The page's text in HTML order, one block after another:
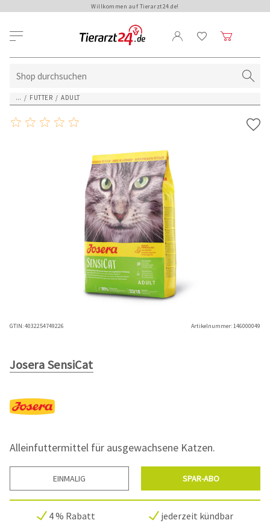
Willkommen auf Tierarzt24.de!
... / FUTTER / ADULT
GTIN:4032254749226 Artikelnummer:146000049
Josera SensiCat
Alleinfuttermittel für ausgewachsene Katzen.
EINMALIG SPAR-ABO
4 % Rabatt jederzeit kündbar